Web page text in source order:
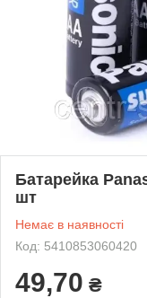
Батарейка
шт
Немає в наявності
Код: 5410853060420
49,70 ₴